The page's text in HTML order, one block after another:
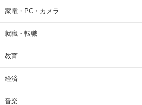
家電・PC・カメラ
就職・転職
教育
経済
音楽